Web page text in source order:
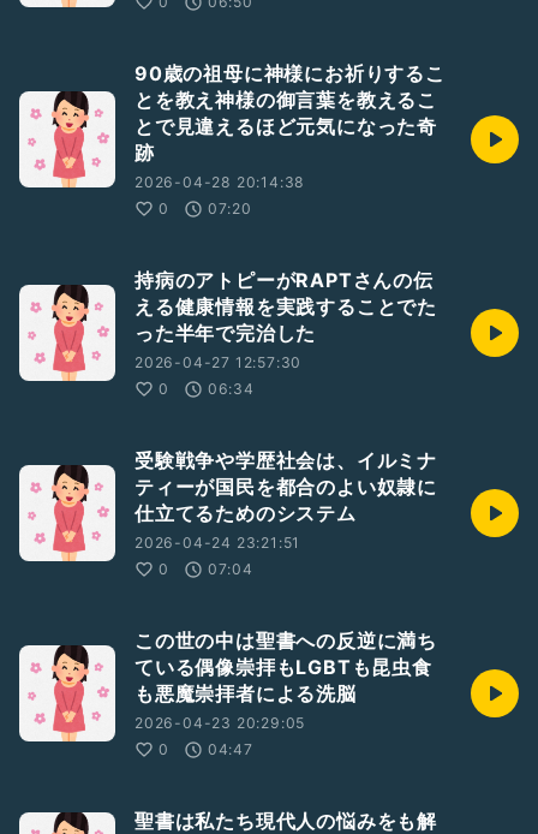
90歳の祖母に神様にお祈りするこ
とを教え神様の御言葉を教えるこ
とで見違えるほど元気になった奇
跡
2026-04-28 20:14:38
0
07:20
持病のアトピーがRAPTさんの伝
える健康情報を実践することでた
った半年で完治した
2026-04-27 12:57:30
0
06:34
受験戦争や学歴社会は、イルミナ
ティーが国民を都合のよい奴隷に
仕立てるためのシステム
2026-04-24 23:21:51
0
07:04
この世の中は聖書への反逆に満ち
ている偶像崇拝もLGBTも昆虫食
も悪魔崇拝者による洗脳
2026-04-23 20:29:05
0
04:47
聖書は私たち現代人の悩みをも解